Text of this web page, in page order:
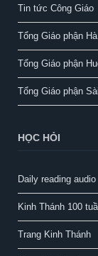
Tin tức Công Giáo
Tổng Giáo phận
Tổng Giáo phận
Tổng Giáo phận
HỌC HỎI
Daily reading audio
Kinh Thánh 100
Trang Kinh Thánh